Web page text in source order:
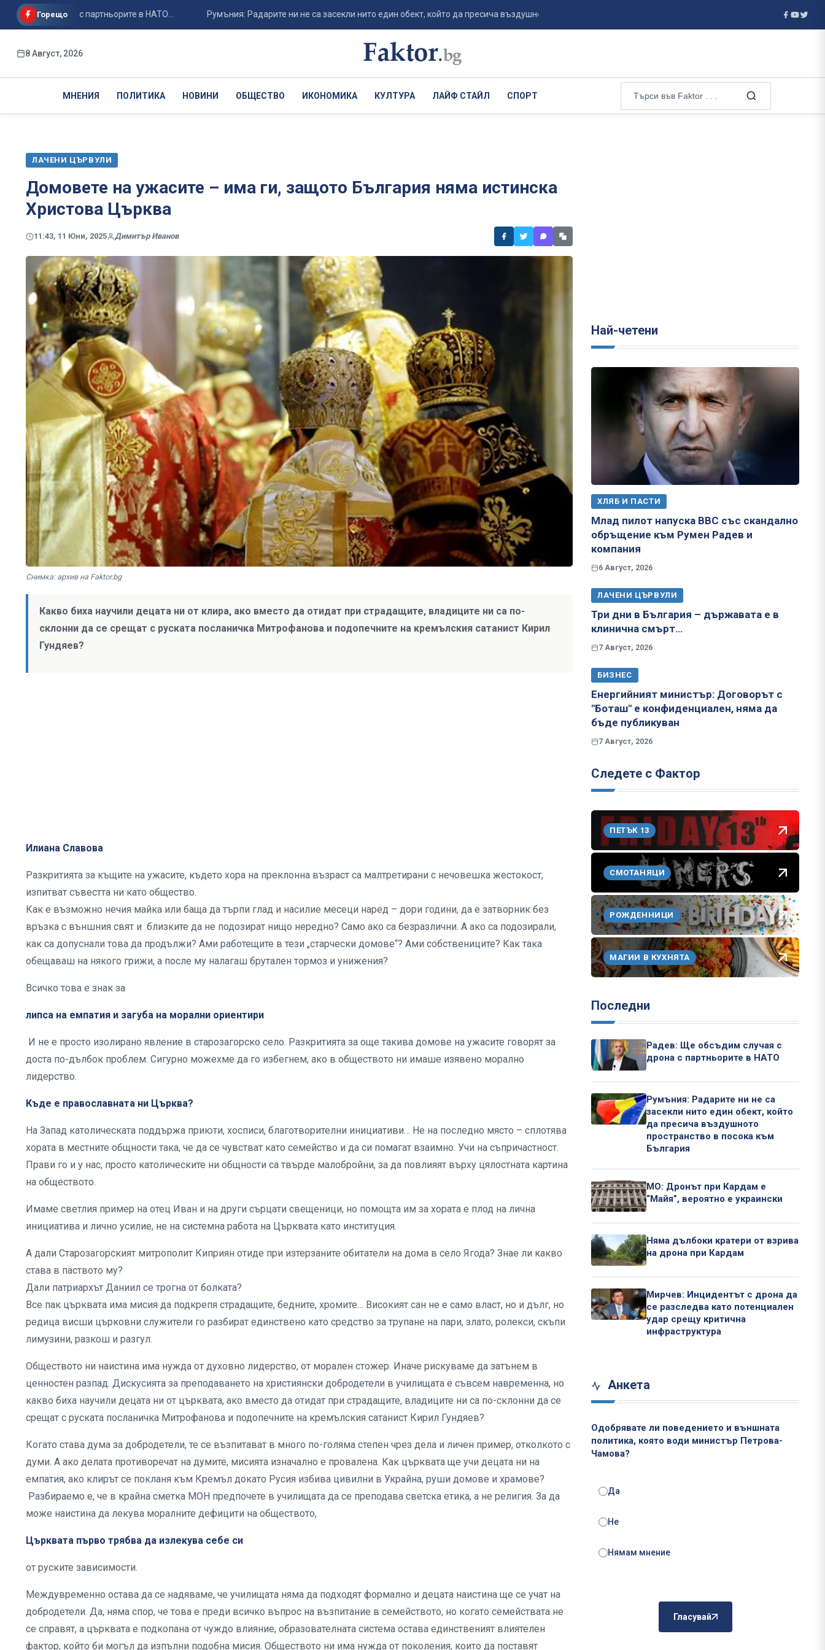
Горещо
с дрона с партньорите в НАТО... Румъния: Радарите ни не са засекли нито един обект, който да пресича въздушното ... МО: Дронът при Кардам е “Майя”, вероятно е украински ...
8 Август, 2026
МНЕНИЯ ПОЛИТИКА НОВИНИ ОБЩЕСТВО ИКОНОМИКА КУЛТУРА ЛАЙФ СТАЙЛ СПОРТ
ЛАЧЕНИ ЦЪРВУЛИ
Домовете на ужасите – има ги, защото България няма истинска
Христова Църква
11:43, 11 Юни, 2025 Димитър Иванов
Снимка: архив на Faktor.bg
Какво биха научили децата ни от клира, ако вместо да отидат при страдащите, владиците ни са по-
склонни да се срещат с руската посланичка Митрофанова и подопечните на кремълския сатанист Кирил
Гундяев?
Илиана Славова
Разкритията за къщите на ужасите, където хора на преклонна възраст са малтретирани с нечовешка жестокост,
изпитват съвестта ни като общество.
Как е възможно нечия майка или баща да търпи глад и насилие месеци наред – дори години, да е затворник без
връзка с външния свят и близките да не подозират нищо нередно? Само ако са безразлични. А ако са подозирали,
как са допуснали това да продължи? Ами работещите в тези „старчески домове“? Ами собствениците? Как така
обещаваш на някого грижи, а после му налагаш брутален тормоз и унижения?
Всичко това е знак за
липса на емпатия и загуба на морални ориентири
И не е просто изолирано явление в старозагорско село. Разкритията за още такива домове на ужасите говорят за
доста по-дълбок проблем. Сигурно можехме да го избегнем, ако в обществото ни имаше изявено морално
лидерство.
Къде е православната ни Църква?
На Запад католическата поддържа приюти, хосписи, благотворителни инициативи… Не на последно място – сплотява
хората в местните общности така, че да се чувстват като семейство и да си помагат взаимно. Учи на съпричастност.
Прави го и у нас, просто католическите ни общности са твърде малобройни, за да повлияят върху цялостната картина
на обществото.
Имаме светлия пример на отец Иван и на други сърцати свещеници, но помощта им за хората е плод на лична
инициатива и лично усилие, не на системна работа на Църквата като институция.
А дали Старозагорският митрополит Киприян отиде при изтерзаните обитатели на дома в село Ягода? Знае ли какво
става в паството му?
Дали патриархът Даниил се трогна от болката?
Все пак църквата има мисия да подкрепя страдащите, бедните, хромите… Високият сан не е само власт, но и дълг, но
редица висши църковни служители го разбират единствено като средство за трупане на пари, злато, ролекси, скъпи
лимузини, разкош и разгул.
Обществото ни наистина има нужда от духовно лидерство, от морален стожер. Иначе рискуваме да затънем в
ценностен разпад. Дискусията за преподаването на християнски добродетели в училищата е съвсем навременна, но
какво биха научили децата ни от църквата, ако вместо да отидат при страдащите, владиците ни са по-склонни да се
срещат с руската посланичка Митрофанова и подопечните на кремълския сатанист Кирил Гундяев?
Когато става дума за добродетели, те се възпитават в много по-голяма степен чрез дела и личен пример, отколкото с
думи. А ако делата противоречат на думите, мисията изначално е провалена. Как църквата ще учи децата ни на
емпатия, ако клирът се покланя към Кремъл докато Русия избива цивилни в Украйна, руши домове и храмове?
Разбираемо е, че в крайна сметка МОН предпочете в училищата да се преподава светска етика, а не религия. За да
може наистина да лекува моралните дефицити на обществото,
Църквата първо трябва да излекува себе си
от руските зависимости.
Междувременно остава да се надяваме, че училищата няма да подходят формално и децата наистина ще се учат на
добродетели. Да, няма спор, че това е преди всичко въпрос на възпитание в семейството, но когато семействата не
се справят, а църквата е подкопана от чуждо влияние, образователната система остава единственият влиятелен
фактор, който би могъл да изпълни подобна мисия. Обществото ни има нужда от поколения, които да поставят
Най-четени
ХЛЯБ И ПАСТИ
Млад пилот напуска ВВС със скандално
обръщение към Румен Радев и
компания
6 Август, 2026
ЛАЧЕНИ ЦЪРВУЛИ
Три дни в България – държавата е в
клинична смърт…
7 Август, 2026
БИЗНЕС
Енергийният министър: Договорът с
"Боташ" е конфиденциален, няма да
бъде публикуван
7 Август, 2026
Следете с Фактор
ПЕТЪК 13
СМОТАНЯЦИ
РОЖДЕННИЦИ
МАГИИ В КУХНЯТА
Последни
Радев: Ще обсъдим случая с
дрона с партньорите в НАТО
Румъния: Радарите ни не са
засекли нито един обект, който
да пресича въздушното
пространство в посока към
България
МО: Дронът при Кардам е
“Майя”, вероятно е украински
Няма дълбоки кратери от взрива
на дрона при Кардам
Мирчев: Инцидентът с дрона да
се разследва като потенциален
удар срещу критична
инфраструктура
Анкета
Одобрявате ли поведението и външната
политика, която води министър Петрова-
Чамова?
Да
Не
Нямам мнение
Гласувай